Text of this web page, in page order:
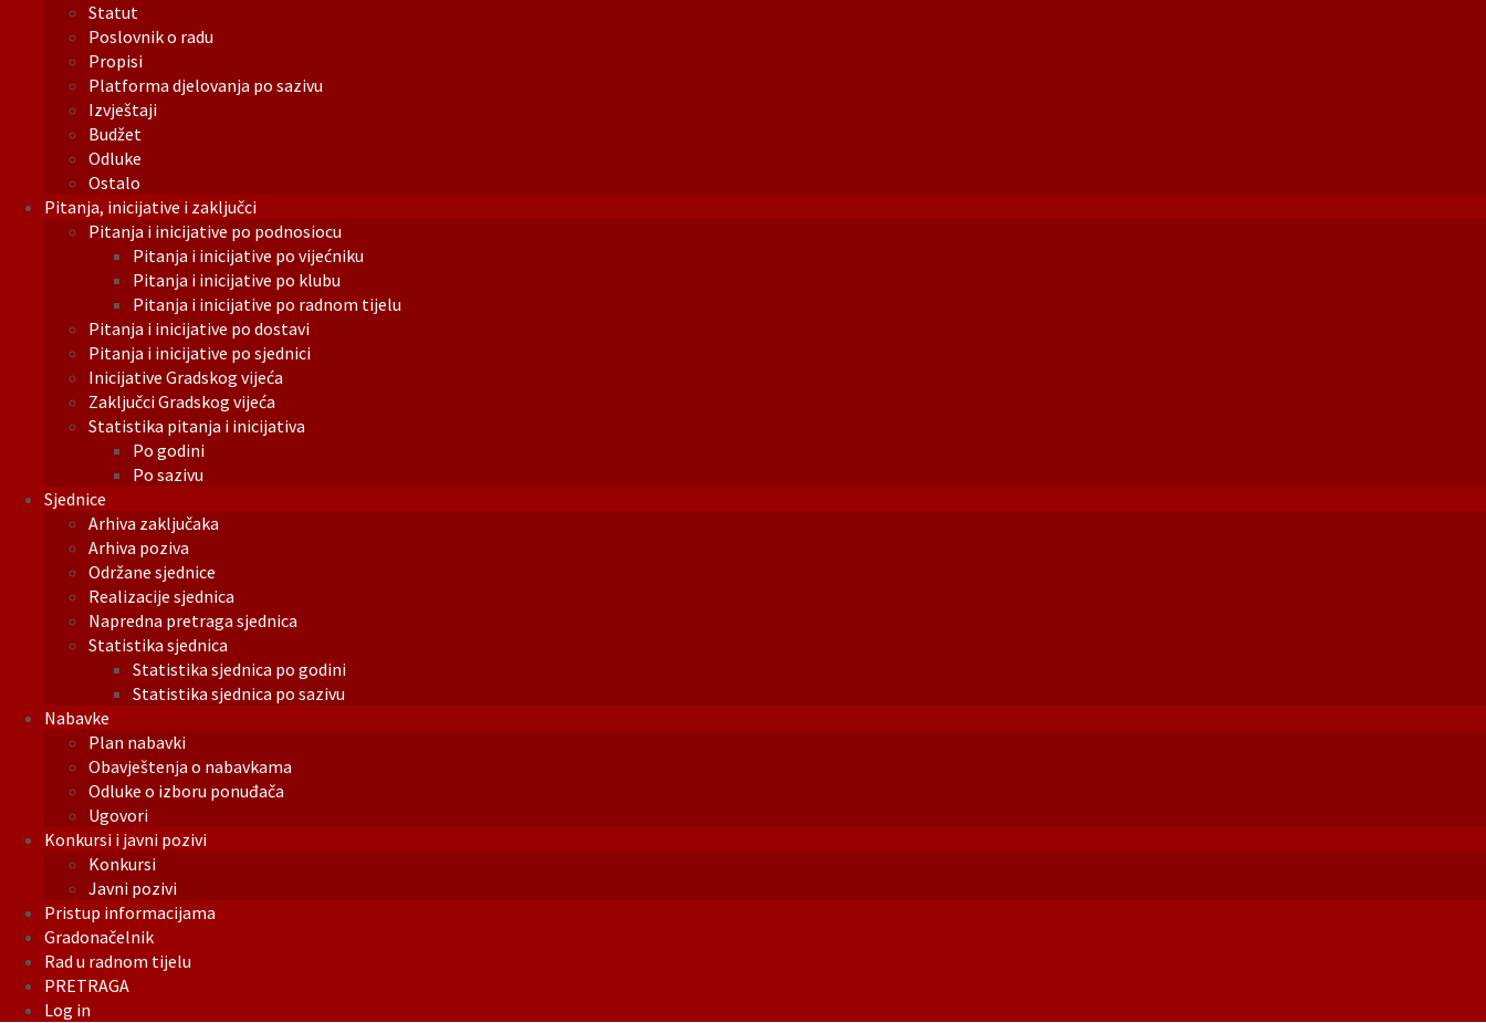
Statut
Poslovnik o radu
Propisi
Platforma djelovanja po sazivu
Izvještaji
Budžet
Odluke
Ostalo
Pitanja, inicijative i zaključci
Pitanja i inicijative po podnosiocu
Pitanja i inicijative po vijećniku
Pitanja i inicijative po klubu
Pitanja i inicijative po radnom tijelu
Pitanja i inicijative po dostavi
Pitanja i inicijative po sjednici
Inicijative Gradskog vijeća
Zaključci Gradskog vijeća
Statistika pitanja i inicijativa
Po godini
Po sazivu
Sjednice
Arhiva zaključaka
Arhiva poziva
Održane sjednice
Realizacije sjednica
Napredna pretraga sjednica
Statistika sjednica
Statistika sjednica po godini
Statistika sjednica po sazivu
Nabavke
Plan nabavki
Obavještenja o nabavkama
Odluke o izboru ponuđača
Ugovori
Konkursi i javni pozivi
Konkursi
Javni pozivi
Pristup informacijama
Gradonačelnik
Rad u radnom tijelu
PRETRAGA
Log in